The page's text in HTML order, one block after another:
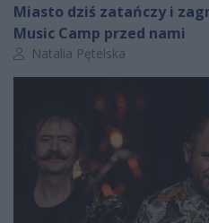
Miasto dziś zatańczy i
Music Camp przed nami
Autor artykułu:
Natalia Pętelska